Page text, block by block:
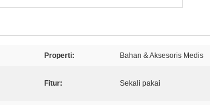
Properti: Bahan & Aksesoris Medis
Fitur: Sekali pakai